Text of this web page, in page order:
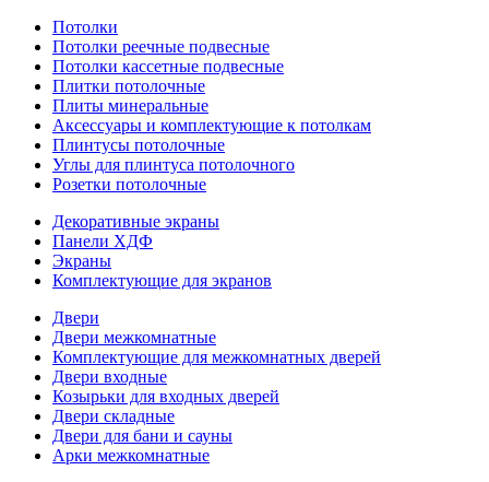
Потолки
Потолки реечные подвесные
Потолки кассетные подвесные
Плитки потолочные
Плиты минеральные
Аксессуары и комплектующие к потолкам
Плинтусы потолочные
Углы для плинтуса потолочного
Розетки потолочные
Декоративные экраны
Панели ХДФ
Экраны
Комплектующие для экранов
Двери
Двери межкомнатные
Комплектующие для межкомнатных дверей
Двери входные
Козырьки для входных дверей
Двери складные
Двери для бани и сауны
Арки межкомнатные